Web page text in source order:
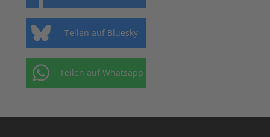
Teilen auf Bluesky
Teilen auf Whatsapp